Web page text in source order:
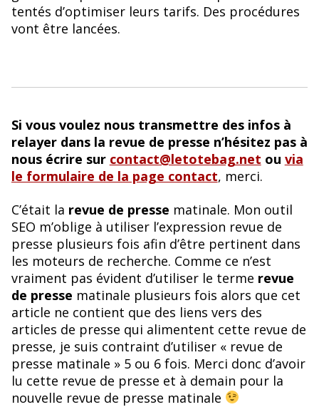
tentés d’optimiser leurs tarifs. Des procédures
vont être lancées.
Si vous voulez nous transmettre des infos à
relayer dans la revue de presse n’hésitez pas à
nous écrire sur contact@letotebag.net ou via
le formulaire de la page contact, merci.
C’était la revue de presse matinale. Mon outil
SEO m’oblige à utiliser l’expression revue de
presse plusieurs fois afin d’être pertinent dans
les moteurs de recherche. Comme ce n’est
vraiment pas évident d’utiliser le terme revue
de presse matinale plusieurs fois alors que cet
article ne contient que des liens vers des
articles de presse qui alimentent cette revue de
presse, je suis contraint d’utiliser « revue de
presse matinale » 5 ou 6 fois. Merci donc d’avoir
lu cette revue de presse et à demain pour la
nouvelle revue de presse matinale